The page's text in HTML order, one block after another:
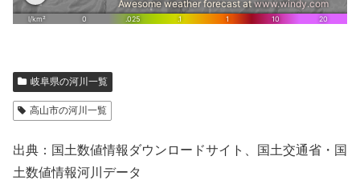
岐阜県の河川一覧
高山市の河川一覧
出典：国土数値情報ダウンロードサイト、国土交通省・国
土数値情報河川データ